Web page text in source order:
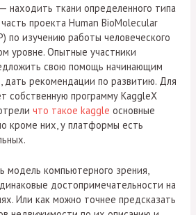
находить ткани определенного типа
проекта Human BioMolecular
по изучению работы человеческого
уровне. Опытные участники
свою помощь начинающим
дать рекомендации по развитию. Для
собственную программу KaggleX
что такое kaggle основные
кроме них, у платформы есть
модель компьютерного зрения,
достопримечательности на
Или как можно точнее предсказать